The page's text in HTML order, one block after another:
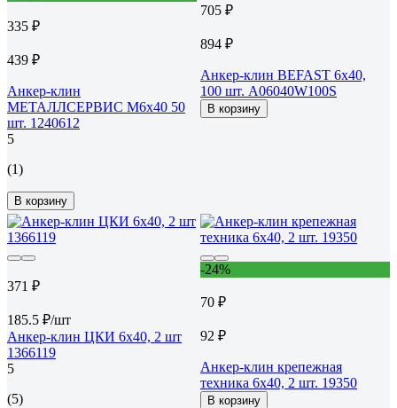
335 ₽
439 ₽
Анкер-клин
МЕТАЛЛСЕРВИС М6x40 50
шт. 1240612
5
(1)
В корзину
705 ₽
894 ₽
Анкер-клин BEFAST 6x40,
100 шт. А06040W100S
В корзину
371 ₽
185.5 ₽/шт
Анкер-клин ЦКИ 6x40, 2 шт
1366119
5
(5)
-24%
70 ₽
92 ₽
Анкер-клин крепежная
техника 6x40, 2 шт. 19350
В корзину